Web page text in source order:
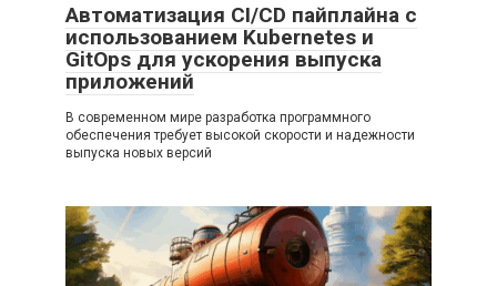
Автоматизация CI/CD пайплайна с
использованием Kubernetes и
GitOps для ускорения выпуска
приложений
В современном мире разработка программного
обеспечения требует высокой скорости и надежности
выпуска новых версий